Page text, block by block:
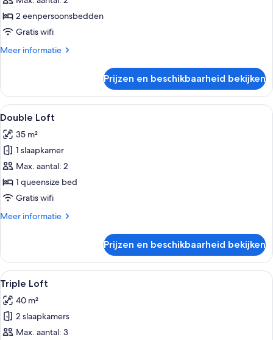
voor
Twin
Room
laden
2 eenpersoonsbedden
Gratis wifi
Meer informatie
Meer
Room
Prijzen en beschikbaarheid bekijken
Alle
foto's
voor
Double
Loft
laden
Double Loft | Luxe beddengoed,
6
Double Loft
35 m²
1 slaapkamer
Max. aantal: 2
1 queensize bed
Gratis wifi
Meer informatie
Meer
Loft
Prijzen en beschikbaarheid bekijken
Alle
foto's
voor
Triple
Loft
Een slaapkamer met een wit bed,
4
Triple Loft
40 m²
2 slaapkamers
Max. aantal: 3